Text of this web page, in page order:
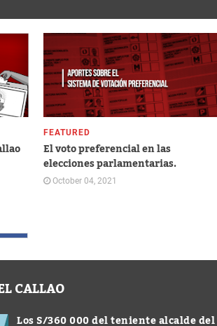
FEATURED
El voto preferencial en las
elecciones parlamentarias.
October 04, 2021
CALLAO
Los S/360 000 del teniente alcalde del